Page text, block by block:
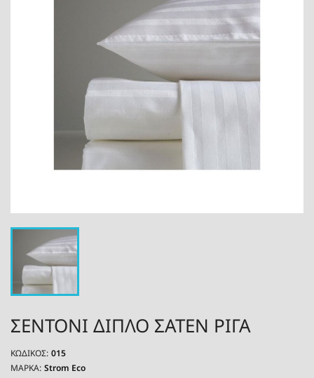
ΣΕΝΤΟΝΙ ΔΙΠΛΟ ΣΑΤΕΝ ΡΙΓΑ
ΚΩΔΙΚΌΣ: 015
ΜΆΡΚΑ: Strom Eco